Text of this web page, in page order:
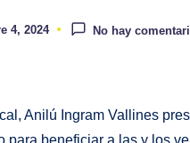
4, 2024 No hay
Anilú Ingram Vallines
para beneficiar a las y los